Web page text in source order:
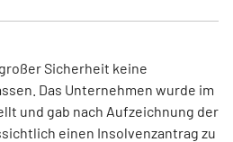
Sicherheit keine
Das Unternehmen wurde im
und gab nach Aufzeichnung der
einen Insolvenzantrag zu